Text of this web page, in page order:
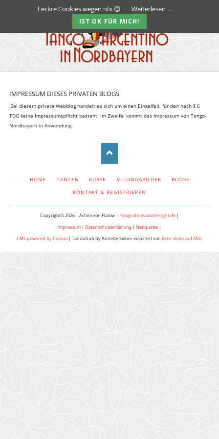
IMPRESSUM DIESES PRIVATEN BLOGS
Bei diesem private Webblog handelt es sich um einen Einzelfall, für den nach § 6
TDG keine Impressumspflicht besteht. Im Zweifel kommt das Impressum von Tango-
Nordbayern in Anwendung.
HOME TANZEN KURSE MILONGABILDER
BLOGS
KONTAKT & REGISTRIEREN
Copyright© 2026 | Achim von Flatow | Fotografie available-light.de|
Impressum |Datenschutzerklärung |Netiquette |
CMS powered by Contao | Tanzschuh by Annette Sieber inspiriert vonkern shoes auf AEG
Leckre Cookies wegen nIx 😊 Weiterlesen …
IST OK FÜR MICH!